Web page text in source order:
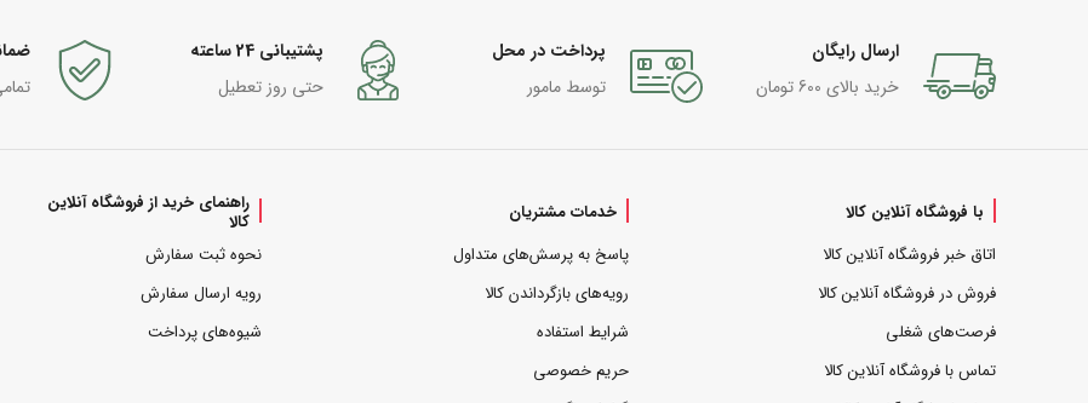
ارسال رایگان
خرید بالای 600 تومان
پرداخت در محل
توسط مامور
پشتیبانی 24 ساعته
حتی روز تعطیل
با فروشگاه آنلاین کالا
اتاق خبر فروشگاه آنلاین کالا
فروش در فروشگاه آنلاین کالا
فرصت‌های شغلی
تماس با فروشگاه آنلاین کالا
خدمات مشتریان
پاسخ به پرسش‌های متداول
رویه‌های بازگرداندن کالا
شرایط استفاده
حریم خصوصی
راهنمای خرید از فروشگاه آنلاین
کالا
نحوه ثبت سفارش
رویه ارسال سفارش
شیوه‌های پرداخت